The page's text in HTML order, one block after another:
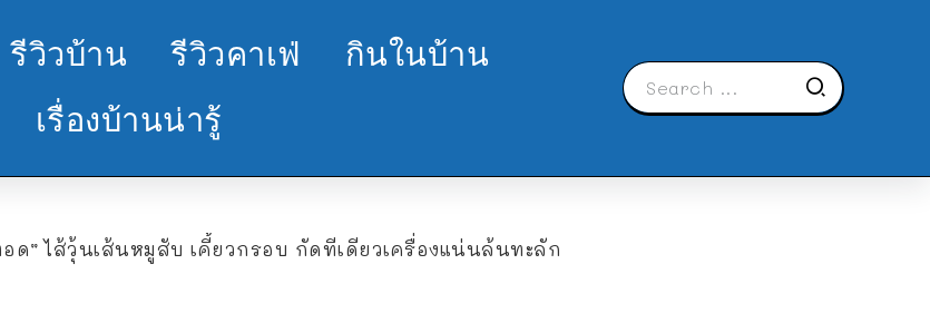
รีวิวบ้าน รีวิวคาเฟ่
กินในบ้าน
เรื่องบ้านน่ารู้
อด” ไส้วุ้นเส้นหมูสับ เคี้ยวกรอบ กัดทีเดียวเครื่องแน่นล้นทะลัก